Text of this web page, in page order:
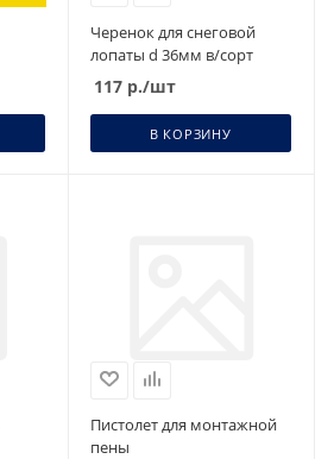
Черенок для снеговой
лопаты d 36мм в/сорт
117р./шт
В КОРЗИНУ
Пистолет для монтажной
пены